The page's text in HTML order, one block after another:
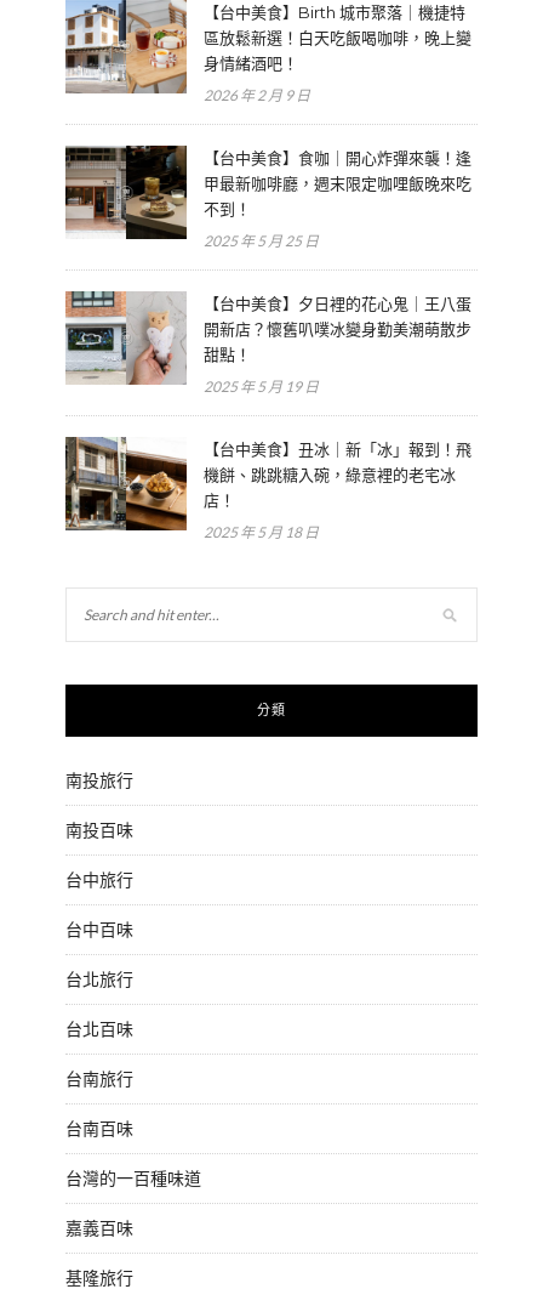
【台中美食】Birth 城市聚落｜機捷特
區放鬆新選！白天吃飯喝咖啡，晚上變
身情緒酒吧！
2026 年 2 月 9 日
【台中美食】食咖｜開心炸彈來襲！逢
甲最新咖啡廳，週末限定咖哩飯晚來吃
不到！
2025 年 5 月 25 日
【台中美食】夕日裡的花心鬼｜王八蛋
開新店？懷舊叭噗冰變身勤美潮萌散步
甜點！
2025 年 5 月 19 日
【台中美食】丑冰｜新「冰」報到！飛
機餅、跳跳糖入碗，綠意裡的老宅冰
店！
2025 年 5 月 18 日
分類
南投旅行
南投百味
台中旅行
台中百味
台北旅行
台北百味
台南旅行
台南百味
台灣的一百種味道
嘉義百味
基隆旅行